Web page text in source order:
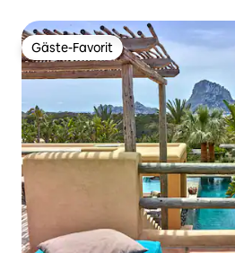
Gäste-Favorit
Gäste-Favorit